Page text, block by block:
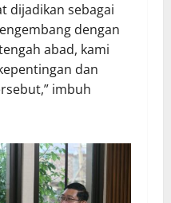
dijadikan sebagai
dengan
abad, kami
dan
imbuh